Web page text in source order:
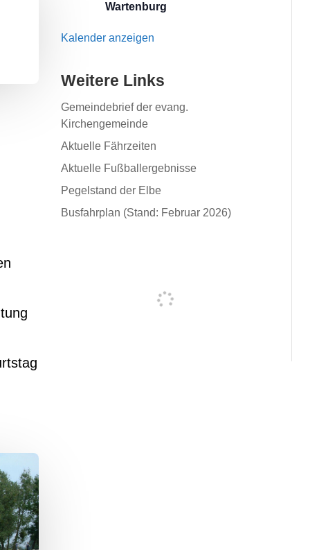
Wartenburg
Kalender anzeigen
Weitere Links
Gemeindebrief der evang.
Kirchengemeinde
Aktuelle Fährzeiten
Aktuelle Fußballergebnisse
Pegelstand der Elbe
Busfahrplan (Stand: Februar 2026)